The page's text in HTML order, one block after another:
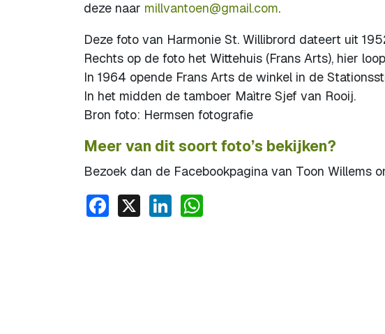
deze naar millvantoen@gmail.com.
Deze foto van Harmonie St. Willibrord dateert uit
Rechts op de foto het Wittehuis (Frans Arts), hier
In 1964 opende Frans Arts de winkel in de
In het midden de tamboer Maìtre Sjef van Rooij.
Bron foto: Hermsen fotografie
Meer van dit soort foto’s bekijken?
Bezoek dan de Facebookpagina van Toon Willems
Facebook
X LinkedIn